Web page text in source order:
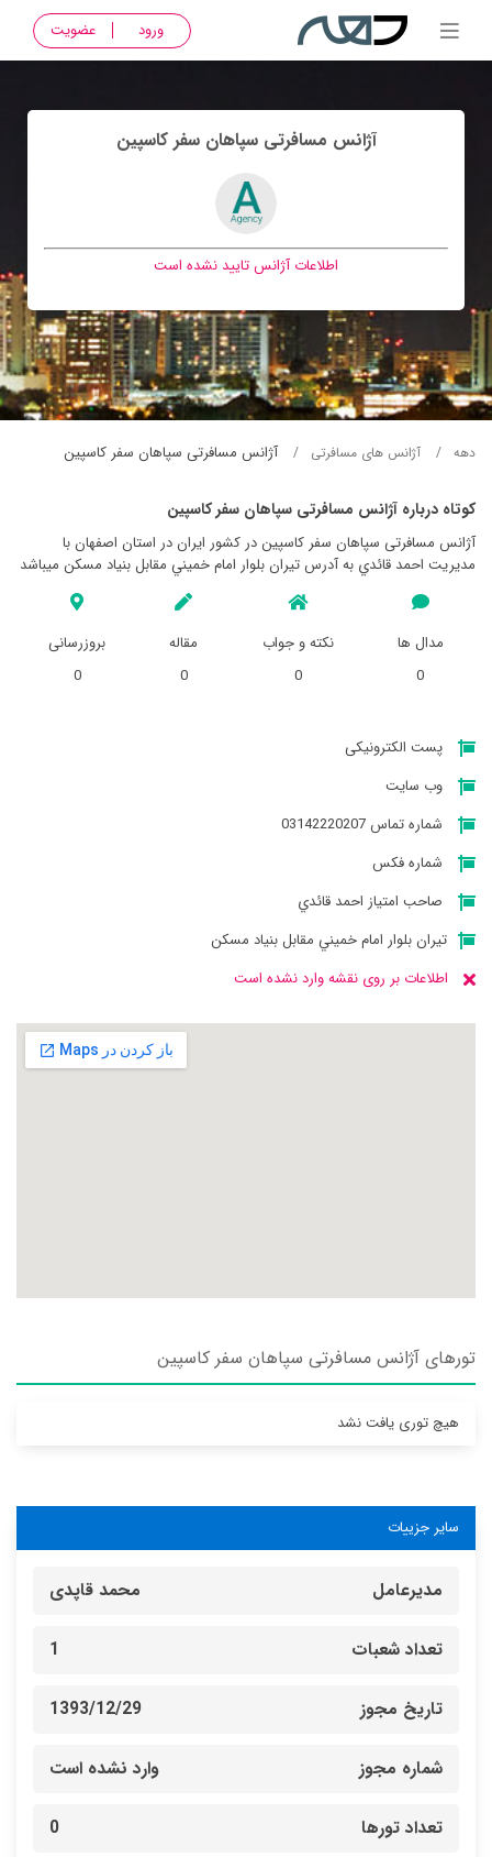
ورود عضویت
آژانس مسافرتی سپاهان سفر كاسپين
اطلاعات آژانس تایید نشده است
دهه آژانس های مسافرتی آژانس مسافرتی سپاهان سفر كاسپين
کوتاه درباره آژانس مسافرتی سپاهان سفر كاسپين
آژانس مسافرتی سپاهان سفر كاسپين در کشور ایران در استان اصفهان با
مدیریت احمد قائدي به آدرس تيران بلوار امام خميني مقابل بنياد مسكن میباشد
مدال ها
0
نکته و جواب
0
مقاله
0
بروزرسانی
0
پست الکترونیکی
وب سایت
شماره تماس 03142220207
شماره فکس
صاحب امتیاز احمد قائدي
تيران بلوار امام خميني مقابل بنياد مسكن
اطلاعات بر روی نقشه وارد نشده است
تورهای آژانس مسافرتی سپاهان سفر كاسپين
هیچ توری یافت نشد
سایر جزییات
مدیرعامل محمد قاپدی
تعداد شعبات 1
تاریخ مجوز 1393/12/29
شماره مجوز وارد نشده است
تعداد تورها 0